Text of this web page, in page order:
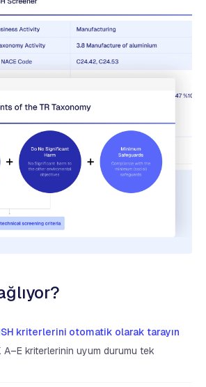
kriterlerini otomatik olarak tarayın
A–E kriterlerinin uyum durumu tek